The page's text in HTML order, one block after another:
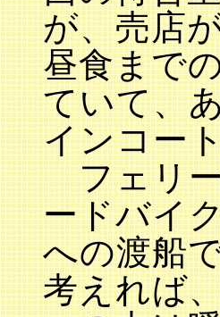
が、売店
昼食まで
ていて、
インコー
フェリー
ードバイ
への渡船
考えれば